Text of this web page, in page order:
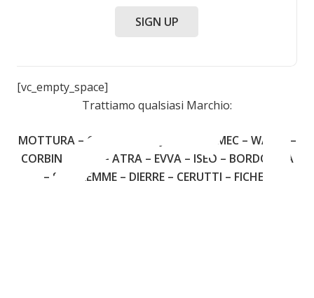
SIGN UP
[vc_empty_space]
Trattiamo qualsiasi Marchio:
MOTTURA – CISA – FIAM – JUWEL – OMEC – WALLY –
CORBIN – YALE – ATRA – EVVA – ISEO – BORDOGNA
– SECUREMME – DIERRE – CERUTTI – FICHET